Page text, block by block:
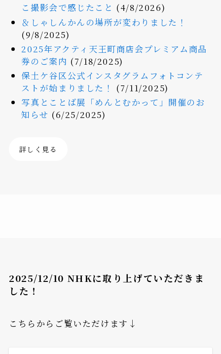
こ撮影会で感じたこと (4/8/2026)
＆しゃしんかんの場所が変わりました！
(9/8/2025)
2025年アクティ天王町商店会プレミアム商品
券のご案内 (7/18/2025)
保土ケ谷区公式インスタグラムフォトコンテ
ストが始まりました！
(7/11/2025)
写真とことば展「めんとむかって」開催のお
知らせ (6/25/2025)
詳しく見る
2025/12/10 NHKに取り上げていただきま
した！
こちらからご覧いただけます↓